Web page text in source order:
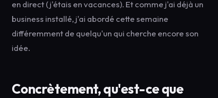
en direct (j'étais en vacances). Et comme j'ai déjà un
business installé, j'ai abordé cette semaine
différemment de quelqu'un qui cherche encore son
idée.
Concrètement, qu'est-ce que